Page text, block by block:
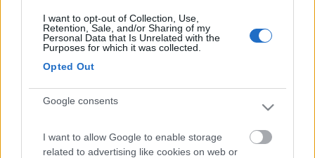
I want to opt-out of Collection, Use,
Retention, Sale, and/or Sharing of my
Personal Data that Is Unrelated with the
Purposes for which it was collected.
Opted Out
Google consents
I want to allow Google to enable storage
related to advertising like cookies on web or
ezio59
-
Inserito il08/12/2019
è stato appena aperto:
https://forum.camperonline.it/i...